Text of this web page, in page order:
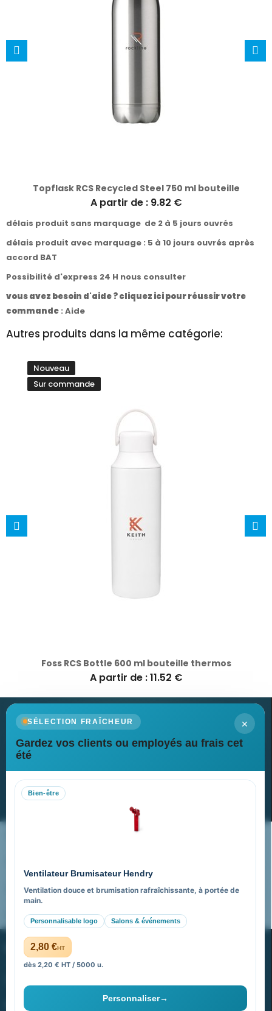
Topflask RCS Recycled Steel 750 ml bouteille
A partir de : 9.82 €
délais produit sans marquage de 2 à 5 jours ouvrés
délais produit avec marquage : 5 à 10 jours ouvrés après
accord BAT
Possibilité d'express 24 H nous consulter
vous avez besoin d'aide ? cliquez ici pour réussir votre
commande : Aide
Autres produits dans la même catégorie:
Nouveau
Sur commande
Foss RCS Bottle 600 ml bouteille thermos
A partir de : 11.52 €
×
SÉLECTION FRAÎCHEUR
Gardez vos clients ou employés au frais cet
été
Bien-être
Ventilateur Brumisateur Hendry
Ventilation douce et brumisation rafraîchissante, à portée de
main.
Personnalisable logo Salons & événements
2,80 €HT
dès 2,20 € HT / 5000 u.
Personnaliser→
Newsletter
Recevez nos dernières nouvelles et nos offres spéciales
Nos expertises & accompagnement global
FAQ sur Promenoch Goodies Pub France
Pourquoi ça a marché à 100% pour moi ?
PROMENOCH GOODIES
40 rue Madeleine Michelis